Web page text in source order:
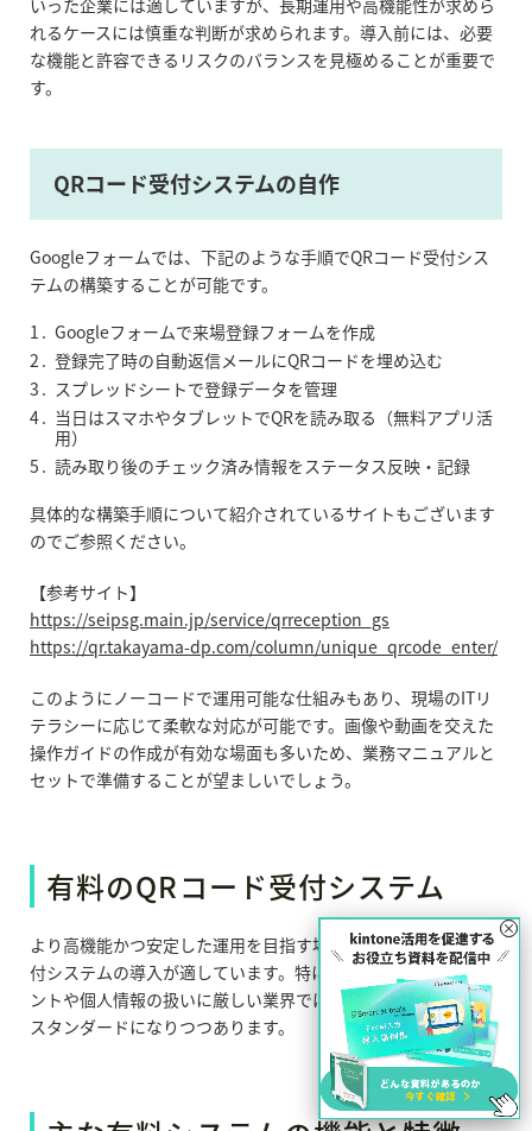
れるケースには慎重な判断が求められます。導入前には、必要
な機能と許容できるリスクのバランスを見極めることが重要で
す。
QRコード受付システムの自作
Googleフォームでは、下記のような手順でQRコード受付シス
テムの構築することが可能です。
Googleフォームで来場登録フォームを作成
登録完了時の自動返信メールにQRコードを埋め込む
スプレッドシートで登録データを管理
当日はスマホやタブレットでQRを読み取る（無料アプリ活
用）
読み取り後のチェック済み情報をステータス反映・記録
具体的な構築手順について紹介されているサイトもございます
のでご参照ください。
【参考サイト】
https://seipsg.main.jp/service/qrreception_gs
https://qr.takayama-dp.com/column/unique_qrcode_enter/
このようにノーコードで運用可能な仕組みもあり、現場のITリ
テラシーに応じて柔軟な対応が可能です。画像や動画を交えた
操作ガイドの作成が有効な場面も多いため、業務マニュアルと
セットで準備することが望ましいでしょう。
有料のQRコード受付システム
より高機能かつ安定した運用を目指す場合、有料のQRコード受
付システムの導入が適しています。特に、来場者数が多いイベ
ントや個人情報の扱いに厳しい業界では、有料ツールの活用が
スタンダードになりつつあります。
×